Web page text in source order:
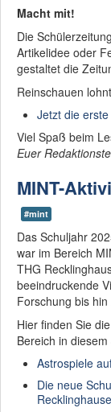
Macht mit!
Die
Artikelidee oder
gestaltet die
Reinschauen
Jetzt die
Viel Spaß beim
Euer
MINT-
#mint
Das Schuljahr
war im Bereich
THG
beeindruckende
Forschung bis
Hier finden Sie
Bereich in
Astrospiele
Die neue